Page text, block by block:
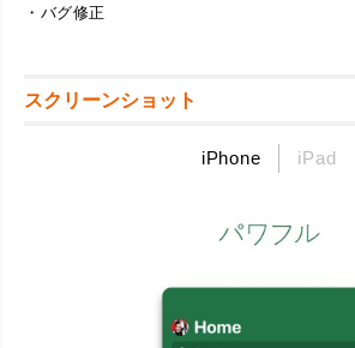
・バグ修正
スクリーンショット
iPhone iPad